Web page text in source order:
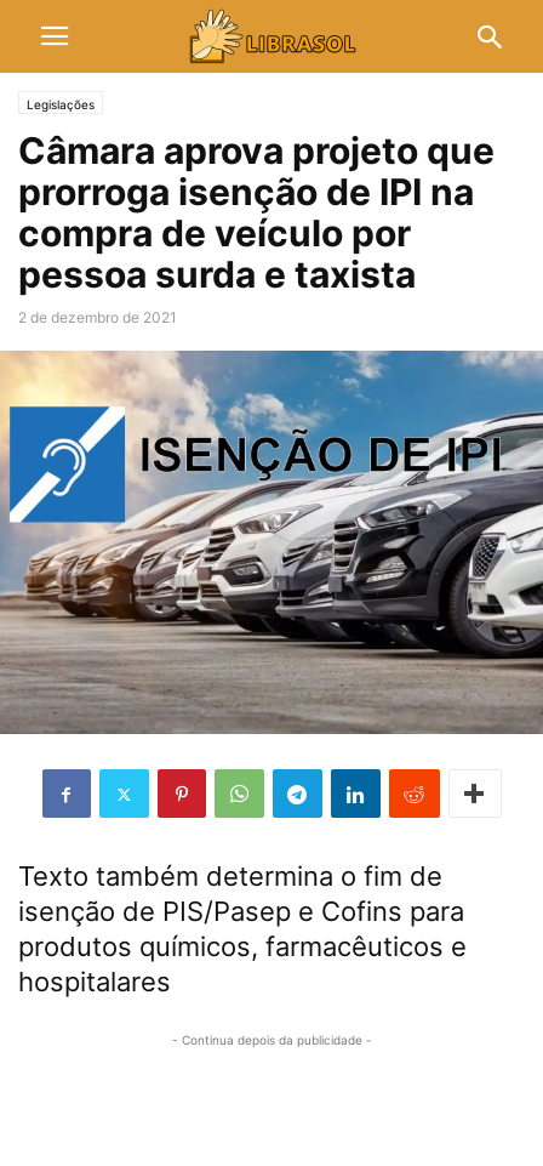
Legislações
Câmara aprova projeto que
prorroga isenção de IPI na
compra de veículo por
pessoa surda e taxista
2 de dezembro de 2021
Texto também determina o fim de
isenção de PIS/Pasep e Cofins para
produtos químicos, farmacêuticos e
hospitalares
- Continua depois da publicidade -